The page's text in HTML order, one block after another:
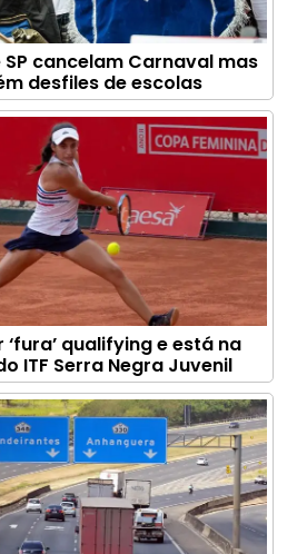
cancelam Carnaval mas
desfiles de escolas
qualifying e está na
ITF Serra Negra Juvenil